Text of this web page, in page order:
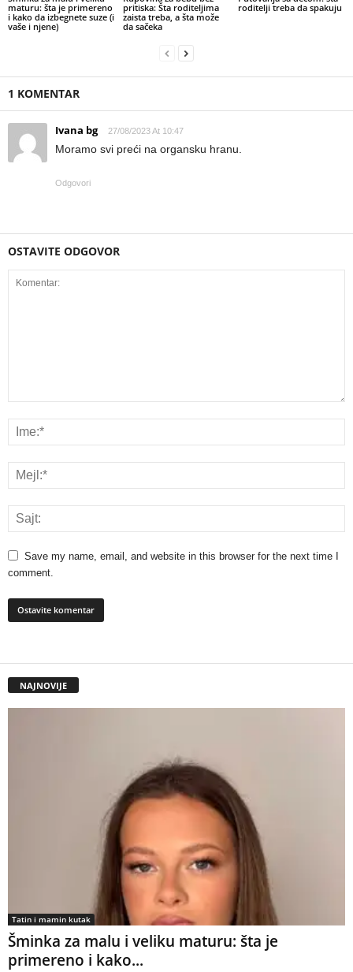
maturu: šta je primereno
i kako da izbegnete suze (i
vaše i njene)
pritiska: Šta roditeljima
zaista treba, a šta može
da sačeka
roditelji treba da spakuju
1 KOMENTAR
Ivana bg 27/08/2023 At 10:47
Moramo svi preći na organsku hranu.
Odgovori
OSTAVITE ODGOVOR
Save my name, email, and website in this browser for the next time I
comment.
NAJNOVIJE
Tatin i mamin kutak
Šminka za malu i veliku maturu: šta je
primereno i kako...